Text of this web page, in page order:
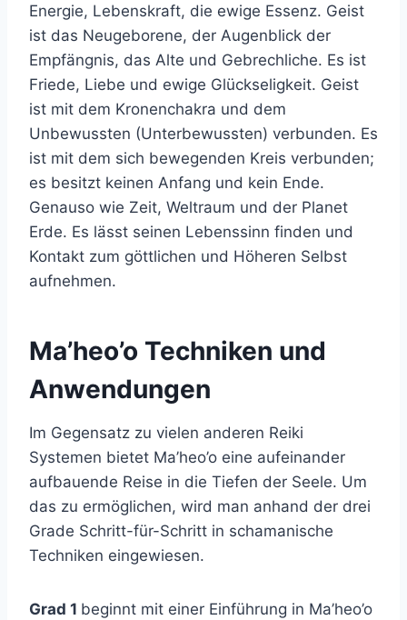
Energie, Lebenskraft, die ewige Essenz. Geist
ist das Neugeborene, der Augenblick der
Empfängnis, das Alte und Gebrechliche. Es ist
Friede, Liebe und ewige Glückseligkeit. Geist
ist mit dem Kronenchakra und dem
Unbewussten (Unterbewussten) verbunden. Es
ist mit dem sich bewegenden Kreis verbunden;
es besitzt keinen Anfang und kein Ende.
Genauso wie Zeit, Weltraum und der Planet
Erde. Es lässt seinen Lebenssinn finden und
Kontakt zum göttlichen und Höheren Selbst
aufnehmen.
Ma’heo’o Techniken und
Anwendungen
Im Gegensatz zu vielen anderen Reiki
Systemen bietet Ma’heo’o eine aufeinander
aufbauende Reise in die Tiefen der Seele. Um
das zu ermöglichen, wird man anhand der drei
Grade Schritt-für-Schritt in schamanische
Techniken eingewiesen.
Grad 1 beginnt mit einer Einführung in Ma’heo’o